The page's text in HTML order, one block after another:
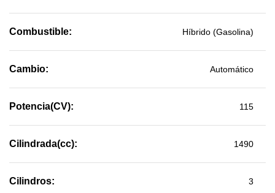
Combustible: Híbrido (Gasolina)
Cambio: Automático
Potencia(CV): 115
Cilindrada(cc): 1490
Cilindros: 3